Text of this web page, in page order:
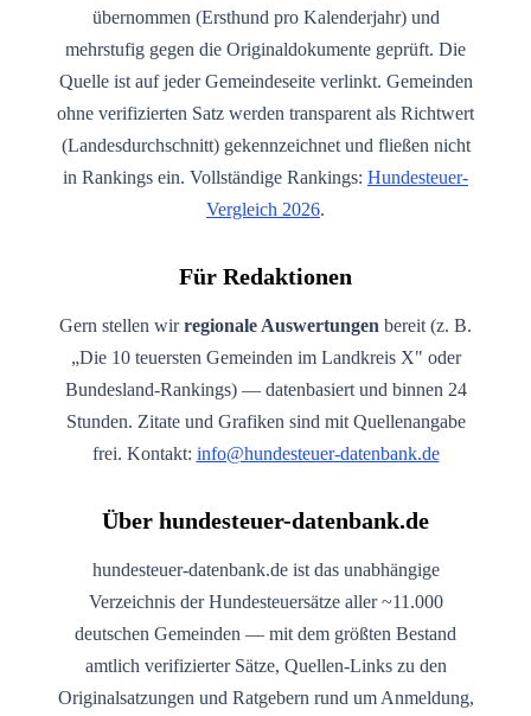
übernommen (Ersthund pro Kalenderjahr) und
mehrstufig gegen die Originaldokumente geprüft. Die
Quelle ist auf jeder Gemeindeseite verlinkt. Gemeinden
ohne verifizierten Satz werden transparent als Richtwert
(Landesdurchschnitt) gekennzeichnet und fließen nicht
in Rankings ein. Vollständige Rankings: Hundesteuer-
Vergleich 2026.
Für Redaktionen
Gern stellen wirregionale Auswertungen bereit (z. B.
„Die 10 teuersten Gemeinden im Landkreis X" oder
Bundesland-Rankings) — datenbasiert und binnen 24
Stunden. Zitate und Grafiken sind mit Quellenangabe
frei. Kontakt: info@hundesteuer-datenbank.de
Über hundesteuer-datenbank.de
hundesteuer-datenbank.de ist das unabhängige
Verzeichnis der Hundesteuersätze aller ~11.000
deutschen Gemeinden — mit dem größten Bestand
amtlich verifizierter Sätze, Quellen-Links zu den
Originalsatzungen und Ratgebern rund um Anmeldung,